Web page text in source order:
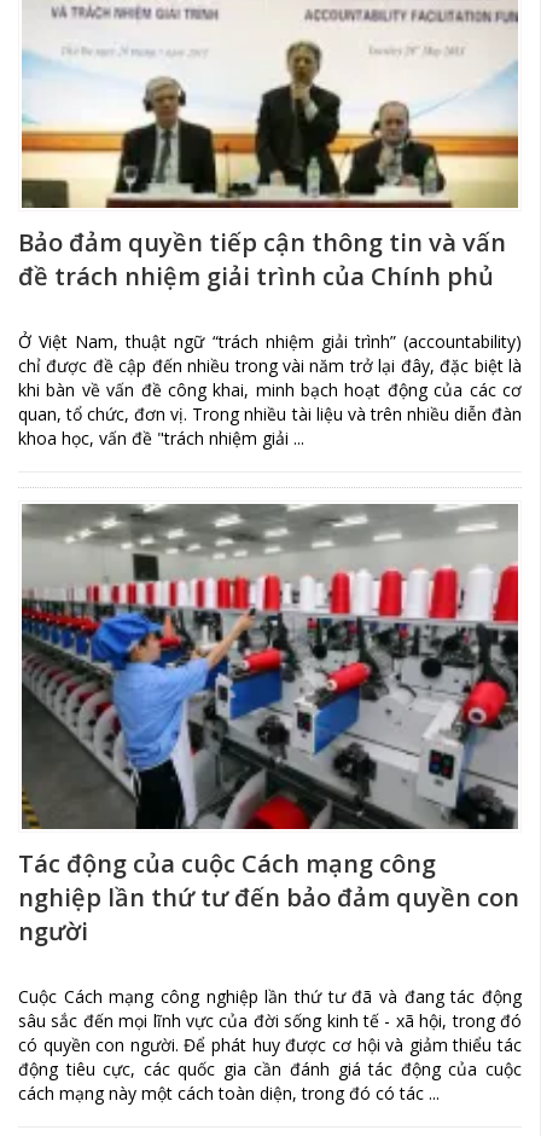
Bảo đảm quyền tiếp cận thông tin và vấn
đề trách nhiệm giải trình của Chính phủ
Ở Việt Nam, thuật ngữ “trách nhiệm giải trình” (accountability)
chỉ được đề cập đến nhiều trong vài năm trở lại đây, đặc biệt là
khi bàn về vấn đề công khai, minh bạch hoạt động của các cơ
quan, tổ chức, đơn vị. Trong nhiều tài liệu và trên nhiều diễn đàn
khoa học, vấn đề "trách nhiệm giải ...
Tác động của cuộc Cách mạng công
nghiệp lần thứ tư đến bảo đảm quyền con
người
Cuộc Cách mạng công nghiệp lần thứ tư đã và đang tác động
sâu sắc đến mọi lĩnh vực của đời sống kinh tế - xã hội, trong đó
có quyền con người. Để phát huy được cơ hội và giảm thiểu tác
động tiêu cực, các quốc gia cần đánh giá tác động của cuộc
cách mạng này một cách toàn diện, trong đó có tác ...